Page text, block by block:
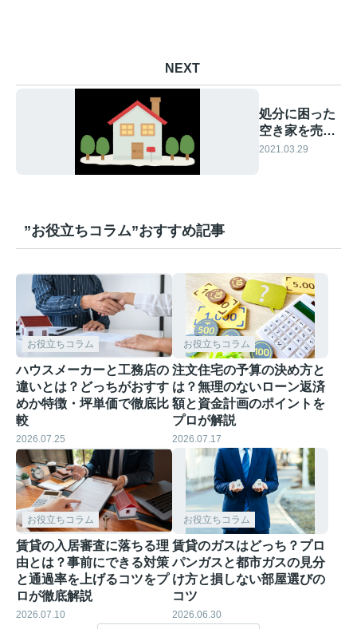
NEXT
処分に困った
空き家を売却
するべき理由
2021.03.29
”お役立ちコラム”おすすめ記事
お役立ちコラム
ハウスメーカーと工務店の
違いとは？どっちがおすす
めか特徴・坪単価で徹底比
較
2026.07.25
お役立ちコラム
注文住宅の予算の決め方と
は？無理のないローン返済
額と資金計画のポイントを
プロが解説
2026.07.17
お役立ちコラム
賃貸の入居審査に落ちる理
由とは？事前にできる対策
と通過率を上げるコツをプ
ロが徹底解説
2026.07.10
お役立ちコラム
賃貸のガスはどっち？プロ
パンガスと都市ガスの見分
け方と損しない部屋選びの
コツ
2026.06.30